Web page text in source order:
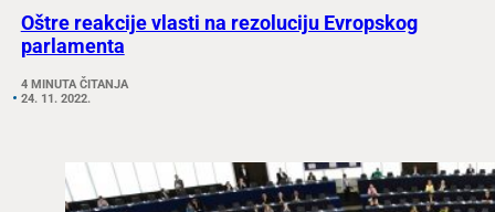
Oštre reakcije vlasti na rezoluciju Evropskog
parlamenta
4 MINUTA ČITANJA
24. 11. 2022.